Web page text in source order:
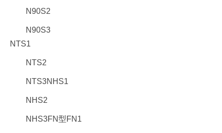
N90S2
N90S3
NTS1
NTS2
NTS3NHS1
NHS2
NHS3FN型FN1